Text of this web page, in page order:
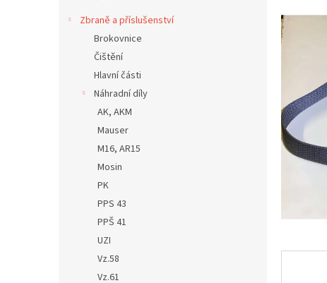
Zbraně a příslušenství
Brokovnice
Čištění
Hlavní části
Náhradní díly
AK, AKM
Mauser
M16, AR15
Mosin
PK
PPS 43
PPŠ 41
UZI
Vz.58
Vz.61
produktu
je
0,0
hvězdiček.